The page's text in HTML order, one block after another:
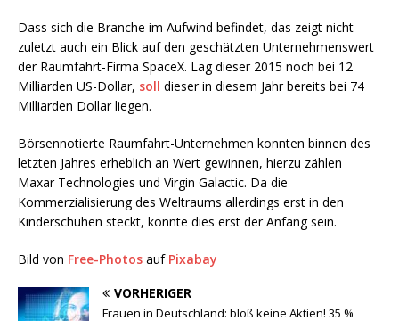
Dass sich die Branche im Aufwind befindet, das zeigt nicht
zuletzt auch ein Blick auf den geschätzten Unternehmenswert
der Raumfahrt-Firma SpaceX. Lag dieser 2015 noch bei 12
Milliarden US-Dollar, soll dieser in diesem Jahr bereits bei 74
Milliarden Dollar liegen.
Börsennotierte Raumfahrt-Unternehmen konnten binnen des
letzten Jahres erheblich an Wert gewinnen, hierzu zählen
Maxar Technologies und Virgin Galactic. Da die
Kommerzialisierung des Weltraums allerdings erst in den
Kinderschuhen steckt, könnte dies erst der Anfang sein.
Bild von Free-Photos auf Pixabay
VORHERIGER
Frauen in Deutschland: bloß keine Aktien! 35 %